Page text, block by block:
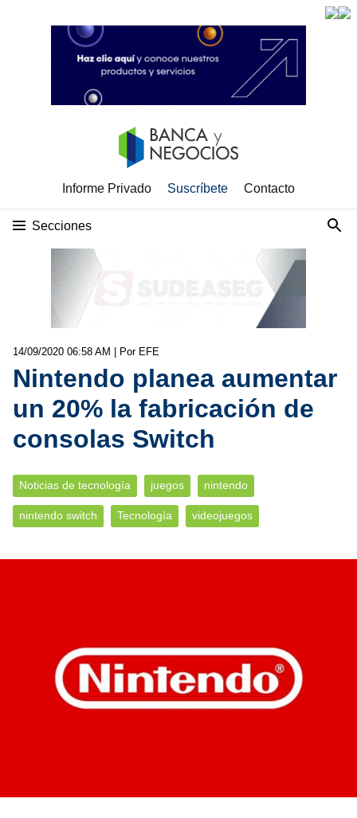
Informe Privado Suscríbete Contacto
Secciones
14/09/2020 06:58 AM | Por EFE
Nintendo planea aumentar
un 20% la fabricación de
consolas Switch
Noticias de tecnología juegos nintendo
nintendo switch Tecnología videojuegos